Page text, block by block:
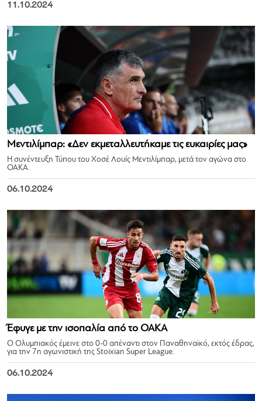
11.10.2024
Μεντιλίμπαρ: «Δεν εκμεταλλευτήκαμε τις ευκαιρίες μας»
Η συνέντευξη Τύπου του Χοσέ Λουίς Μεντιλίμπαρ, μετά τον αγώνα στο
ΟΑΚΑ.
06.10.2024
Έφυγε με την ισοπαλία από το ΟΑΚΑ
Ο Ολυμπιακός έμεινε στο 0-0 απέναντι στον Παναθηναϊκό, εκτός έδρας,
για την 7η αγωνιστική της Stoixian Super League.
06.10.2024